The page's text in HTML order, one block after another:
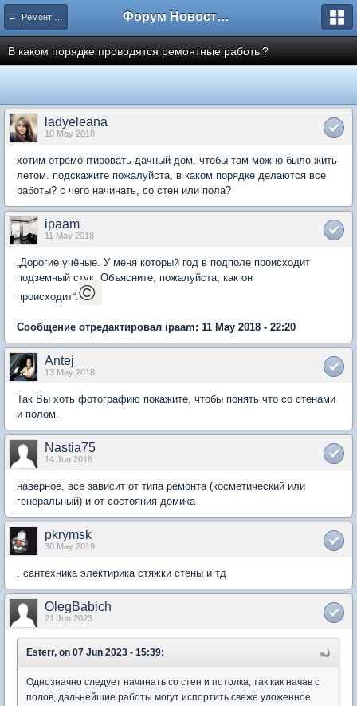
← Ремонт квартир Форум Новостройки
В каком порядке проводятся ремонтные работы?
ladyeleana
10 May 2018
хотим отремонтировать дачный дом, чтобы там можно было жить
летом. подскажите пожалуйста, в каком порядке делаются все
работы? с чего начинать, со стен или пола?
ipaam
11 May 2018
„Дорогие учёные. У меня который год в подполе происходит
подземный стук. Объясните, пожалуйста, как он
происходит“.©
Сообщение отредактировал ipaam: 11 May 2018 - 22:20
Antej
13 May 2018
Так Вы хоть фотографию покажите, чтобы понять что со стенами
и полом.
Nastia75
14 Jun 2018
наверное, все зависит от типа ремонта (косметический или
генеральный) и от состояния домика
pkrymsk
30 May 2019
. сантехника электирика стяжки стены и тд
OlegBabich
21 Jun 2023
Esterr, on 07 Jun 2023 - 15:39:
Однозначно следует начинать со стен и потолка, так как начав с
полов, дальнейшие работы могут испортить свеже уложенное